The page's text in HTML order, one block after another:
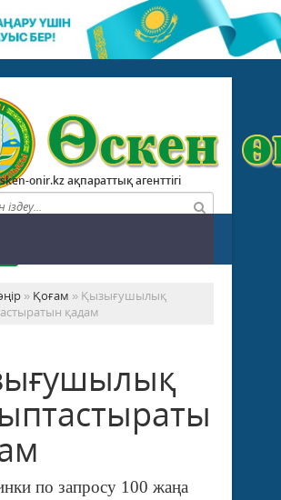
onir.kz ақпараттық агенттігі
» Қоғам » Қызығушылық
қадам